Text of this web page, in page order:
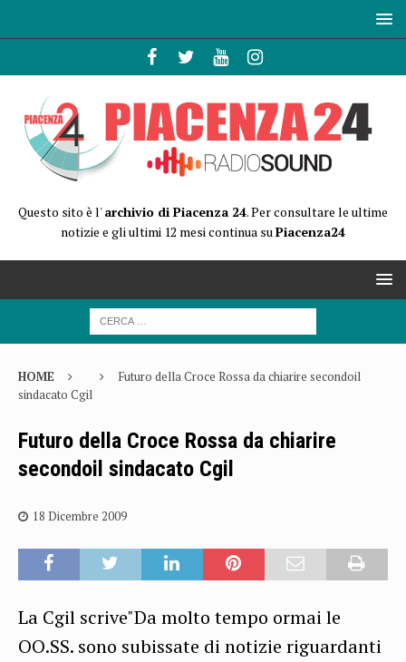
Questo sito è l'archivio di Piacenza 24. Per consultare le ultime
notizie e gli ultimi 12 mesi continua suPiacenza24
HOME
Futuro della Croce Rossa da chiarire secondoil
sindacato Cgil
Futuro della Croce Rossa da chiarire
secondoil sindacato Cgil
18 Dicembre 2009
La Cgil scrive"Da molto tempo ormai le
OO.SS. sono subissate di notizie riguardanti